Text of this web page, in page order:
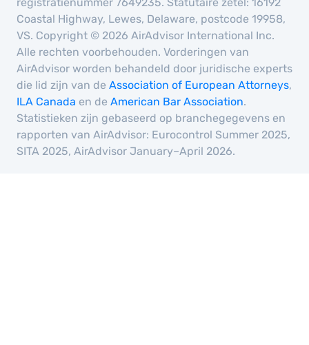
Coastal Highway, Lewes, Delaware, postcode 19958,
VS. Copyright © 2026 AirAdvisor International Inc.
Alle rechten voorbehouden. Vorderingen van
AirAdvisor worden behandeld door juridische experts
die lid zijn van de Association of European Attorneys,
ILA Canada en de American Bar Association.
Statistieken zijn gebaseerd op branchegegevens en
rapporten van AirAdvisor: Eurocontrol Summer 2025,
SITA 2025, AirAdvisor January–April 2026.